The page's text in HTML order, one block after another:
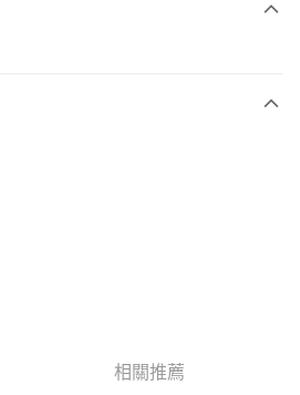
灣大哥大用戶可立即使用無須另外申請。
相關推薦